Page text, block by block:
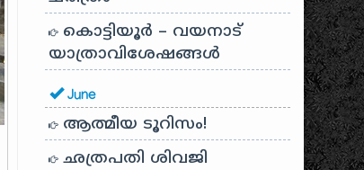
കൊട്ടിയൂർ – വയനാട്
യാത്രാവിശേഷങ്ങൾ
June
ആത്മീയ ടൂറിസം!
ഛത്രപതി ശിവജി